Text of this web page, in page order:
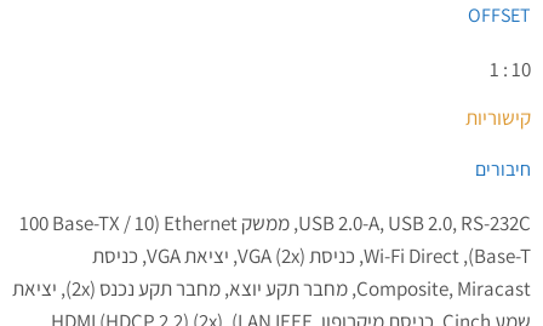
OFFSET
10 : 1
קישוריות
חיבורים
USB 2.0-A, USB 2.0, RS-232C, ממשק Ethernet‏ (‎100 Base-TX / 10
Base-T), Wi-Fi Direct, כניסת VGA (2x), יציאת VGA, כניסת
Composite, Miracast, מחבר תקע יוצא, מחבר תקע נכנס (2x), יציאת